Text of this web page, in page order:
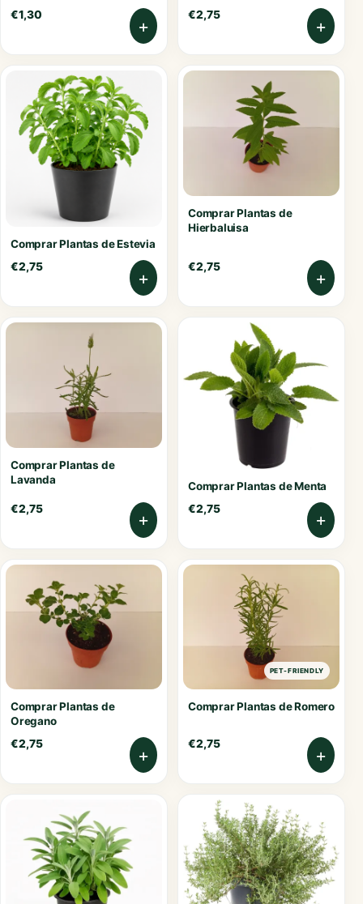
€1,30
+
€2,75
+
Comprar Plantas de Estevia
€2,75
+
Comprar Plantas de
Hierbaluisa
€2,75
+
Comprar Plantas de
Lavanda
€2,75
+
Comprar Plantas de Menta
€2,75
+
Comprar Plantas de
Oregano
€2,75
+
PET-FRIENDLY
Comprar Plantas de Romero
€2,75
+